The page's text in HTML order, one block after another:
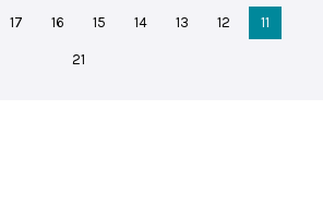
11
12
13
14
15
16
17
21